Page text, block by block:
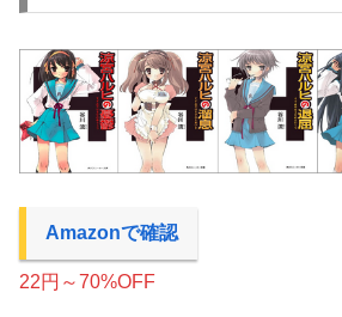
Amazonで確認
22円～70%OFF